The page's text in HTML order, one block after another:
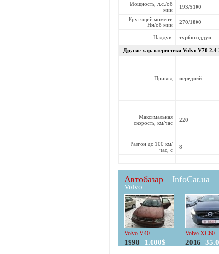
Мощность, л.с./об
мин
193/5100
Крутящий момент,
Нм/об мин
270/1800
Наддув: турбонаддув
Другие характеристики Volvo V70 2.4
Привод передний
Максимальная
скорость, км/час
220
Разгон до 100 км/
час, с
8
Автобазар InfoCar.ua
Volvo
Volvo V40
1998 1.000$
Volvo XC60
2016